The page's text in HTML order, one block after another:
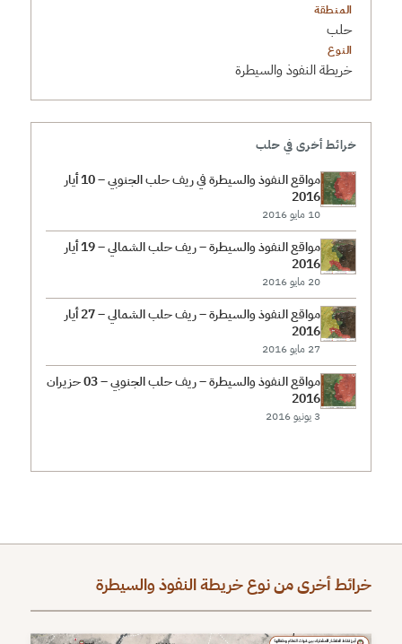
المنطقة
حلب
النوع
خريطة النفوذ والسيطرة
خرائط أخرى في حلب
مواقع النفوذ والسيطرة في ريف حلب الجنوبي – 10 أيار
2016
10 مايو 2016
مواقع النفوذ والسيطرة – ريف حلب الشمالي – 19 أيار
2016
20 مايو 2016
مواقع النفوذ والسيطرة – ريف حلب الشمالي – 27 أيار
2016
27 مايو 2016
مواقع النفوذ والسيطرة – ريف حلب الجنوبي – 03 حزيران
2016
3 يونيو 2016
خرائط أخرى من نوع خريطة النفوذ والسيطرة